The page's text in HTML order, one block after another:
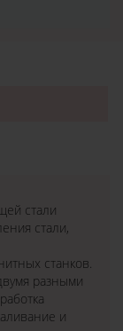
стали
стали,
станков.
разными
и